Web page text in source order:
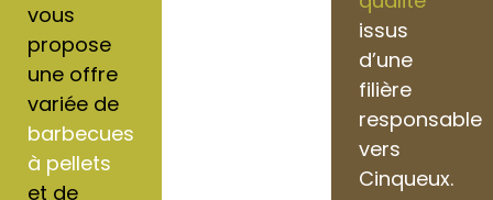
vous
propose
une offre
variée de
barbecues
à pellets
et de
issus
d’une
filière
responsable
vers
Cinqueux.